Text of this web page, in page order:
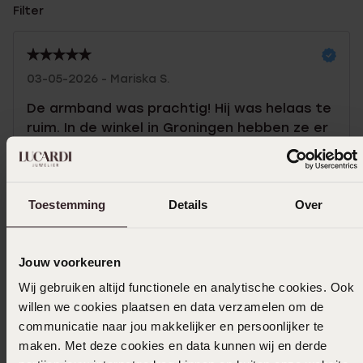
Toestemming Details Over
Jouw voorkeuren
Wij gebruiken altijd functionele en analytische cookies. Ook
willen we cookies plaatsen en data verzamelen om de
communicatie naar jou makkelijker en persoonlijker te
maken. Met deze cookies en data kunnen wij en derde
Filter
03-05-2026 - Mariska S.
De armband was prachtig! Hij was helaas te
ruim. In de winkel in Groningen hebben ze er
alles aan gedaan om ons toch een andere
te kunnen geven. Helaas niet dezelfde,
service was echt prima! De dames regelden
de retour en de nieuwe armband in een
gekocht. Hulde voor de dames!